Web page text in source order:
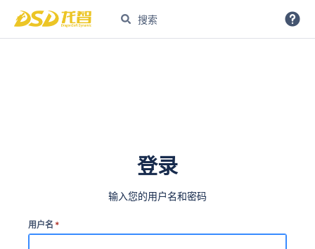
登录
输入您的用户名和密码
用户名 *